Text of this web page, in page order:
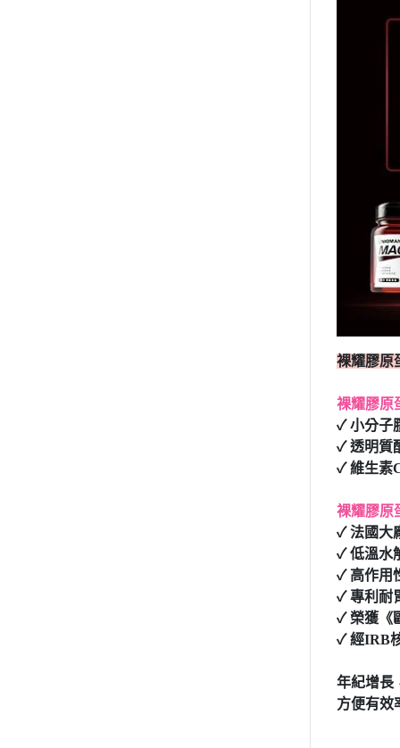
裸耀膠原
裸耀膠原
✓ 小分子
✓ 透明質
✓ 維生素
裸耀膠原
✓ 法國大
✓ 低溫水
✓ 高作用
✓ 專利耐
✓ 榮獲《
✓ 經IRB
年紀增長
方便有效